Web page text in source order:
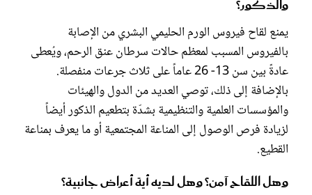
والذكور؟
يمنع لقاح فيروس الورم الحليمي البشري من الإصابة
بالفيروس المسبب لمعظم حالات سرطان عنق الرحم، ويُعطى
عادةً بين سن 13- 26 عاماً على ثلاث جرعات منفصلة.
بالإضافة إلى ذلك، توصي العديد من الدول والهيئات
والمؤسسات العلمية والتنظيمية بشدّة بتطعيم الذكور أيضاً
لزيادة فرص الوصول إلى المناعة المجتمعية أو ما يعرف بمناعة
القطيع.
وهل اللقاح آمن؟ وهل لديه أية أعراض جانبية؟